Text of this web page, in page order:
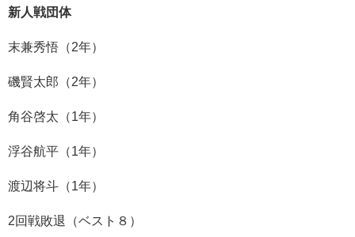
新人戦団体
末兼秀悟（2年）
磯賢太郎（2年）
角谷啓太（1年）
浮谷航平（1年）
渡辺将斗（1年）
2回戦敗退（ベスト８）